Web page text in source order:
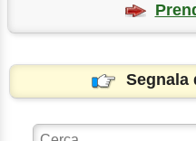
Segnala